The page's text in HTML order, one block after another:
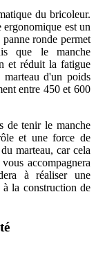
du bricoleur.
ergonomique est un
ronde permet
que le manche
et réduit la fatigue
d'un poids
entre 450 et 600
de tenir le manche
et une force de
marteau, car cela
accompagnera
à réaliser une
à la construction de